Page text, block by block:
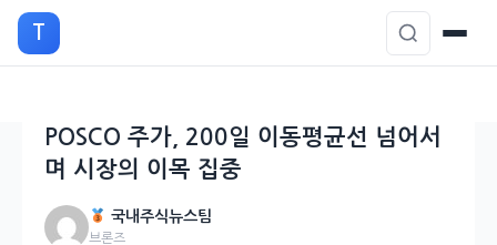
으
T
POSCO 주가, 200일 이동평균선 넘어서
며 시장의 이목 집중
국내주식뉴스팀
브론즈